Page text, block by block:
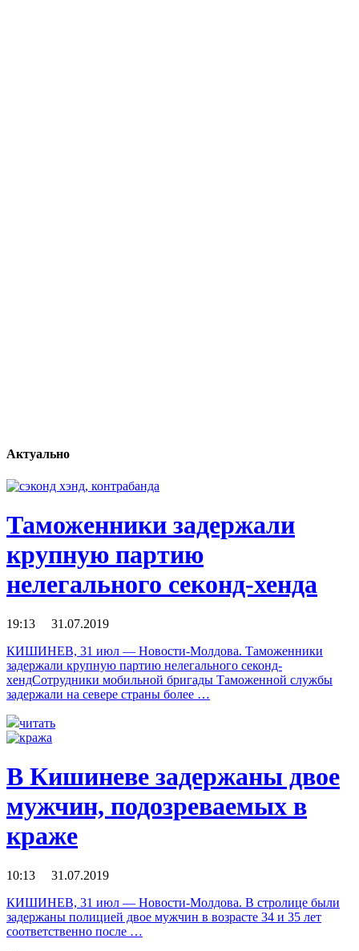
Актуально
Таможенники задержали
крупную партию
нелегального секонд-хенда
19:13 31.07.2019
КИШИНЕВ, 31 июл — Новости-Молдова. Таможенники
задержали крупную партию нелегального секонд-
хендСотрудники мобильной бригады Таможенной службы
задержали на севере страны более …
читать
В Кишиневе задержаны двое
мужчин, подозреваемых в
краже
10:13 31.07.2019
КИШИНЕВ, 31 июл — Новости-Молдова. В стролице были
задержаны полицией двое мужчин в возрасте 34 и 35 лет
соответственно после …